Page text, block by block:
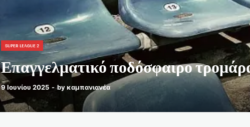
SUPER LEAGUE 2
Επαγγελματικό ποδόσφαιρο
9 Ιουνίου 2025 -by καμπανιανέα